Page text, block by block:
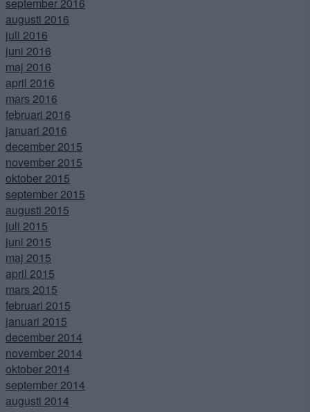
september 2016
augusti 2016
juli 2016
juni 2016
maj 2016
april 2016
mars 2016
februari 2016
januari 2016
december 2015
november 2015
oktober 2015
september 2015
augusti 2015
juli 2015
juni 2015
maj 2015
april 2015
mars 2015
februari 2015
januari 2015
december 2014
november 2014
oktober 2014
september 2014
augusti 2014